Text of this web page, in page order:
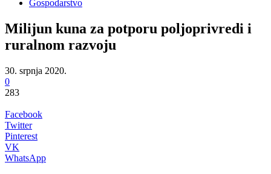
Gospodarstvo
Milijun kuna za potporu poljoprivredi i
ruralnom razvoju
30. srpnja 2020.
0
283
Facebook
Twitter
Pinterest
VK
WhatsApp